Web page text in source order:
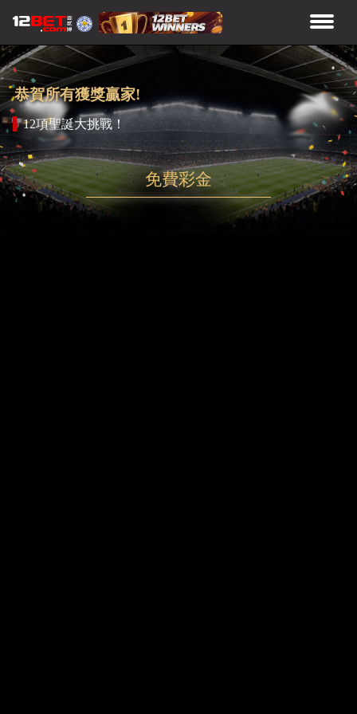
恭賀所有獲獎贏家!
12項聖誕大挑戰！
免費彩金